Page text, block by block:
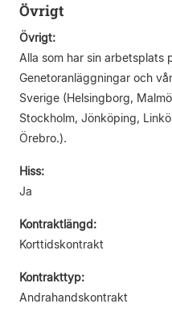
Övrigt
Övrigt:
Alla som har sin arbetsplats
Genetoranläggningar och
Sverige (Helsingborg,
Stockholm, Jönköping,
Örebro.).
Hiss:
Ja
Kontraktlängd:
Korttidskontrakt
Kontrakttyp:
Andrahandskontrakt